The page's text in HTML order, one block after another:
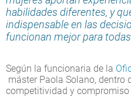
habilidades diferentes, y
indispensable en las
funcionan mejor para
Según la funcionaria de la
máster Paola Solano, dentro
competitividad y compromiso